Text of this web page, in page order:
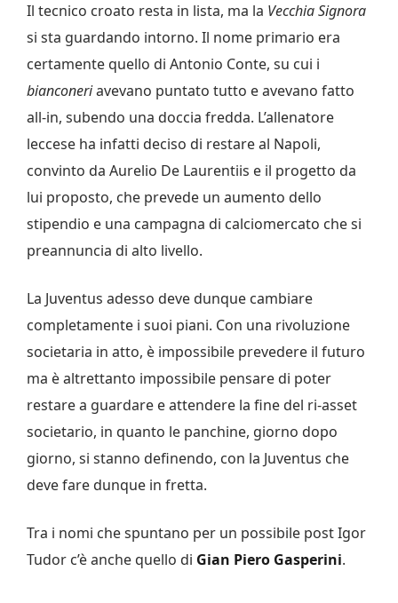
Il tecnico croato resta in lista, ma la Vecchia Signora
si sta guardando intorno. Il nome primario era
certamente quello di Antonio Conte, su cui i
bianconeriavevano puntato tutto e avevano fatto
all-in, subendo una doccia fredda. L’allenatore
leccese ha infatti deciso di restare al Napoli,
convinto da Aurelio De Laurentiis e il progetto da
lui proposto, che prevede un aumento dello
stipendio e una campagna di calciomercato che si
preannuncia di alto livello.
La Juventus adesso deve dunque cambiare
completamente i suoi piani. Con una rivoluzione
societaria in atto, è impossibile prevedere il futuro
ma è altrettanto impossibile pensare di poter
restare a guardare e attendere la fine del ri-asset
societario, in quanto le panchine, giorno dopo
giorno, si stanno definendo, con la Juventus che
deve fare dunque in fretta.
Tra i nomi che spuntano per un possibile post Igor
Tudor c’è anche quello di Gian Piero Gasperini.